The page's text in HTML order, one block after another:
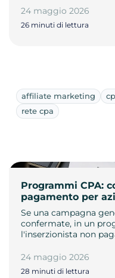
24 maggio 2026
26 minuti di lettura
affiliate marketing
rete cpa
Programmi CPA:
pagamento per
Se una campagna
confermate, in un
l'inserzionista non
24 maggio 2026
28 minuti di lettura